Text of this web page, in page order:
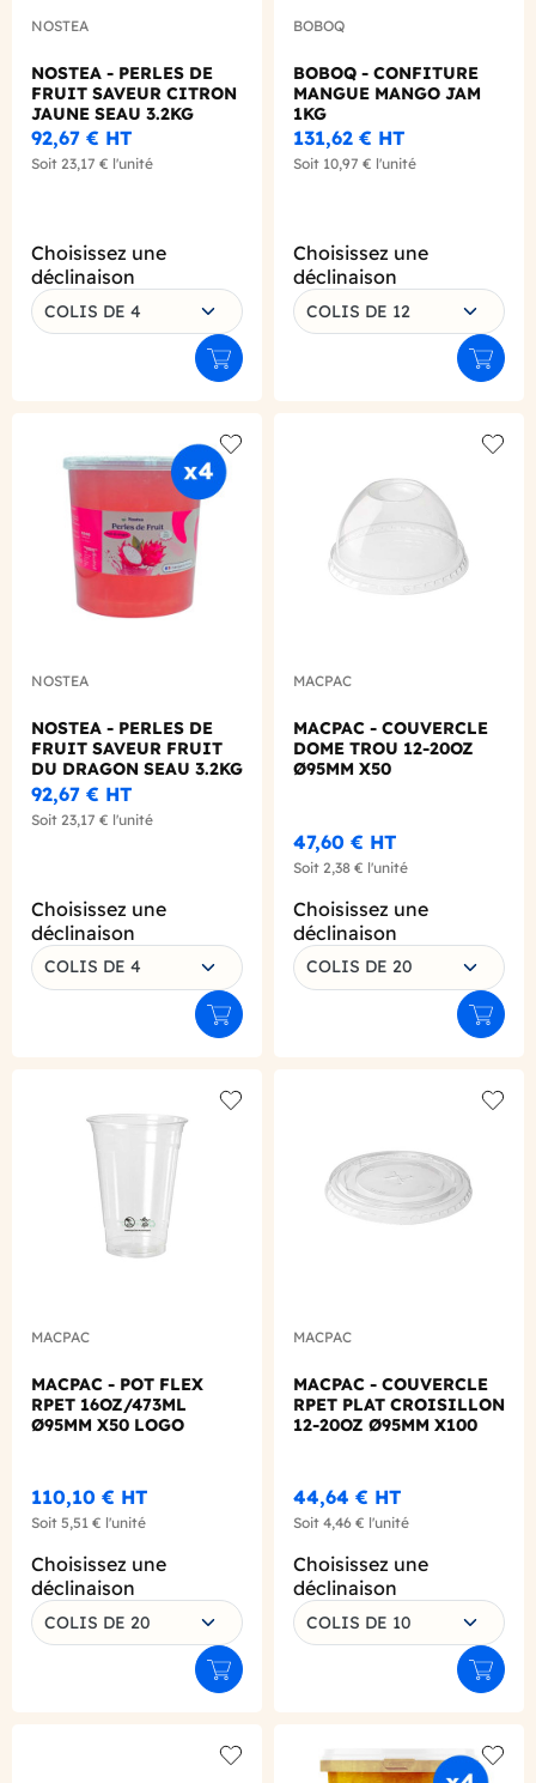
NOSTEA
NOSTEA - PERLES DE
FRUIT SAVEUR CITRON
JAUNE SEAU 3.2KG
92,67 € HT
Soit 23,17 € l'unité
Choisissez une
déclinaison
COLIS DE 4
Ajouter au panier
BOBOQ
BOBOQ - CONFITURE
MANGUE MANGO JAM
1KG
131,62 € HT
Soit 10,97 € l'unité
Choisissez une
déclinaison
COLIS DE 12
Add to wishlist
NOSTEA
NOSTEA - PERLES DE
FRUIT SAVEUR FRUIT
DU DRAGON SEAU 3.2KG
92,67 € HT
Soit 23,17 € l'unité
Choisissez une
déclinaison
COLIS DE 4
Ajouter au panier
MACPAC
MACPAC - COUVERCLE
DOME TROU 12-20OZ
Ø95MM X50
47,60 € HT
Soit 2,38 € l'unité
Choisissez une
déclinaison
COLIS DE 20
MACPAC
MACPAC - POT FLEX
RPET 16OZ/473ML
Ø95MM X50 LOGO
110,10 € HT
Soit 5,51 € l'unité
Choisissez une
déclinaison
COLIS DE 20
Ajouter au panier
MACPAC
MACPAC - COUVERCLE
RPET PLAT CROISILLON
12-20OZ Ø95MM X100
44,64 € HT
Soit 4,46 € l'unité
Choisissez une
déclinaison
COLIS DE 10